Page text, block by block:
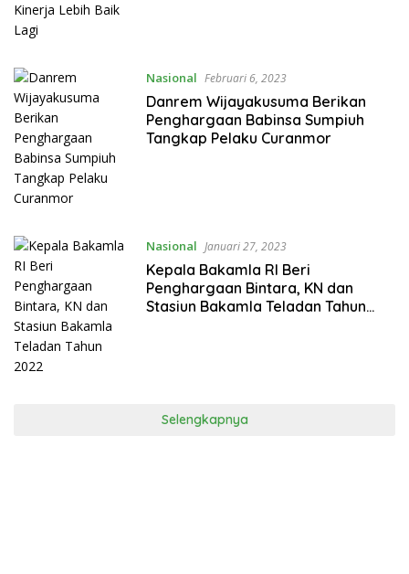
Nasional Februari 6, 2023
Danrem Wijayakusuma Berikan
Penghargaan Babinsa Sumpiuh
Tangkap Pelaku Curanmor
Nasional Januari 27, 2023
Kepala Bakamla RI Beri
Penghargaan Bintara, KN dan
Stasiun Bakamla Teladan Tahun
Selengkapnya